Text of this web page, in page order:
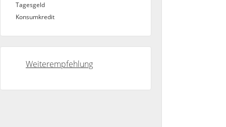
Tagesgeld
Konsumkredit
Weiterempfehlung